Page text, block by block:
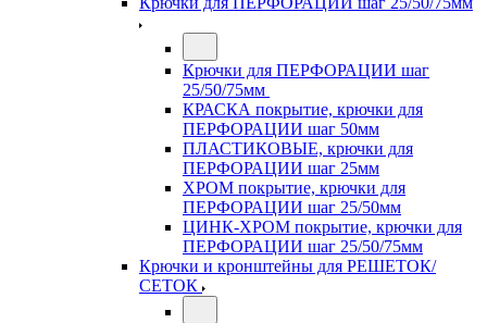
Крючки для ПЕРФОРАЦИИ шаг
25/50/75мм
КРАСКА покрытие, крючки для
ПЕРФОРАЦИИ шаг 50мм
ПЛАСТИКОВЫЕ, крючки для
ПЕРФОРАЦИИ шаг 25мм
ХРОМ покрытие, крючки для
ПЕРФОРАЦИИ шаг 25/50мм
ЦИНК-ХРОМ покрытие, крючки для
ПЕРФОРАЦИИ шаг 25/50/75мм
Крючки и кронштейны для РЕШЕТОК/
СЕТОК